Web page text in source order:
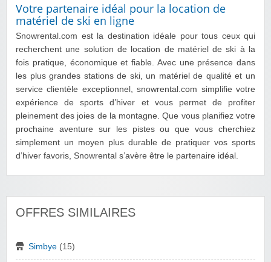
Votre partenaire idéal pour la location de
matériel de ski en ligne
Snowrental.com est la destination idéale pour tous ceux qui
recherchent une solution de location de matériel de ski à la
fois pratique, économique et fiable. Avec une présence dans
les plus grandes stations de ski, un matériel de qualité et un
service clientèle exceptionnel, snowrental.com simplifie votre
expérience de sports d’hiver et vous permet de profiter
pleinement des joies de la montagne. Que vous planifiez votre
prochaine aventure sur les pistes ou que vous cherchiez
simplement un moyen plus durable de pratiquer vos sports
d’hiver favoris, Snowrental s’avère être le partenaire idéal.
OFFRES SIMILAIRES
Simbye (15)